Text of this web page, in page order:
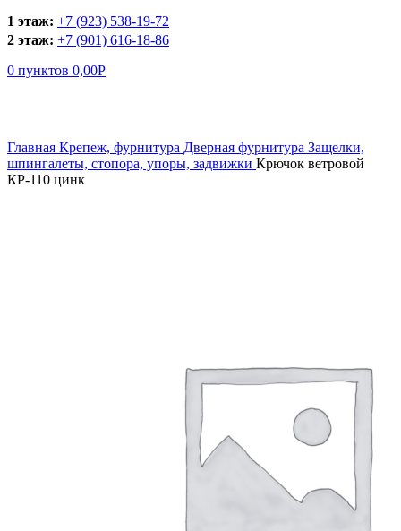
1 этаж: +7 (923) 538-19-72
2 этаж: +7 (901) 616-18-86
0 пунктов 0,00Р
Главная Крепеж, фурнитура Дверная фурнитура Защелки,
шпингалеты, стопора, упоры, задвижки Крючок ветровой
КР-110 цинк